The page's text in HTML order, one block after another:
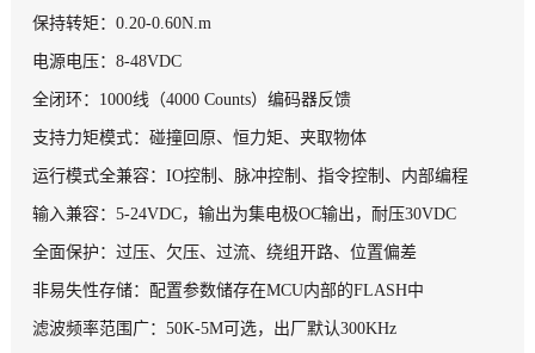
保持转矩：0.20-0.60N.m
电源电压：8-48VDC
全闭环：1000线（4000 Counts）编码器反馈
支持力矩模式：碰撞回原、恒力矩、夹取物体
运行模式全兼容：IO控制、脉冲控制、指令控制、内部编程
输入兼容：5-24VDC，输出为集电极OC输出，耐压30VDC
全面保护：过压、欠压、过流、绕组开路、位置偏差
非易失性存储：配置参数储存在MCU内部的FLASH中
滤波频率范围广：50K-5M可选，出厂默认300KHz